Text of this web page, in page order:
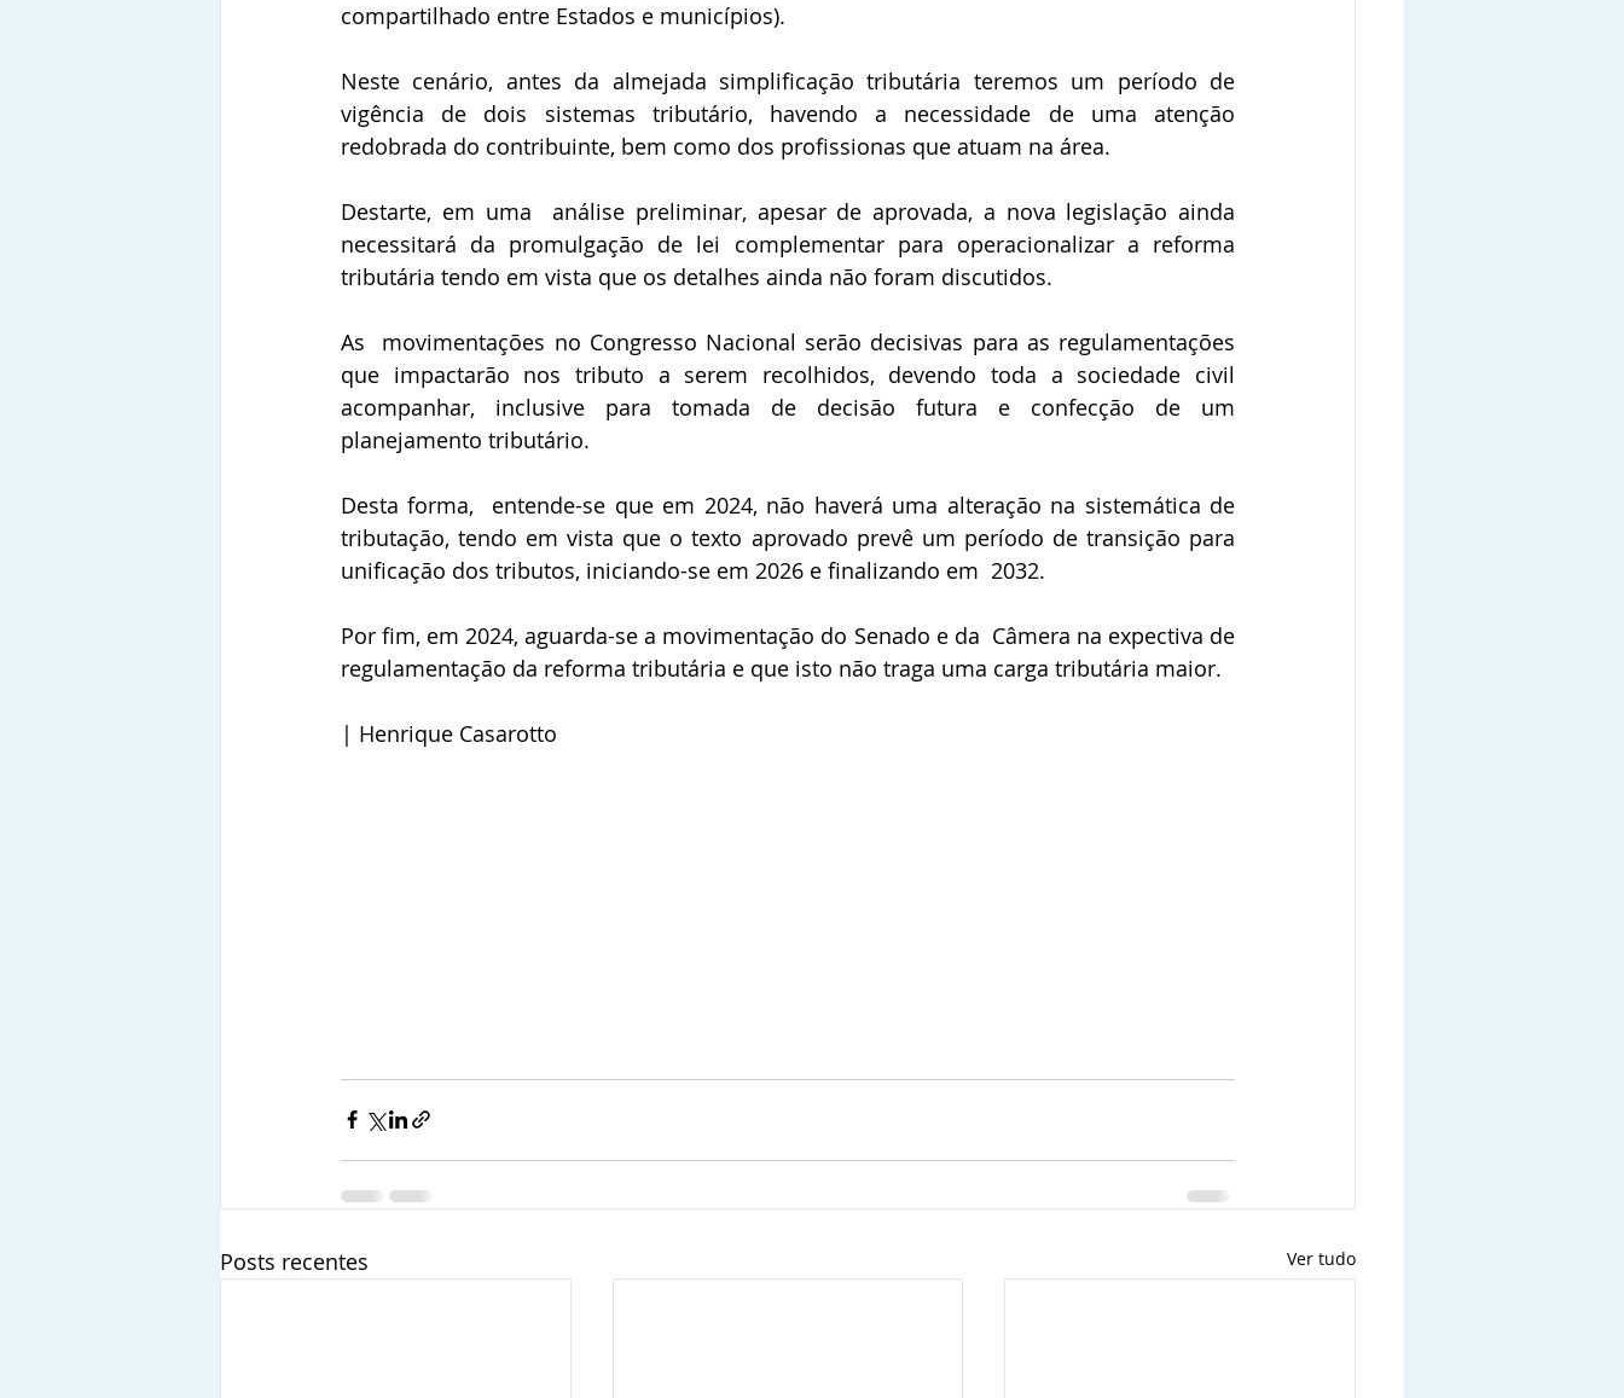
compartilhado entre Estados e municípios).
Neste cenário, antes da almejada simplificação tributária teremos um período de
vigência de dois sistemas tributário, havendo a necessidade de uma atenção
redobrada do contribuinte, bem como dos profissionas que atuam na área.
Destarte, em uma  análise preliminar, apesar de aprovada, a nova legislação ainda
necessitará da promulgação de lei complementar para operacionalizar a reforma
tributária tendo em vista que os detalhes ainda não foram discutidos.
As  movimentações no Congresso Nacional serão decisivas para as regulamentações
que impactarão nos tributo a serem recolhidos, devendo toda a sociedade civil
acompanhar, inclusive para tomada de decisão futura e confecção de um
planejamento tributário.
Desta forma,  entende-se que em 2024, não haverá uma alteração na sistemática de
tributação, tendo em vista que o texto aprovado prevê um período de transição para
unificação dos tributos, iniciando-se em 2026 e finalizando em  2032.
Por fim, em 2024, aguarda-se a movimentação do Senado e da  Câmera na expectiva de
regulamentação da reforma tributária e que isto não traga uma carga tributária maior.
| Henrique Casarotto
Posts recentes Ver tudo